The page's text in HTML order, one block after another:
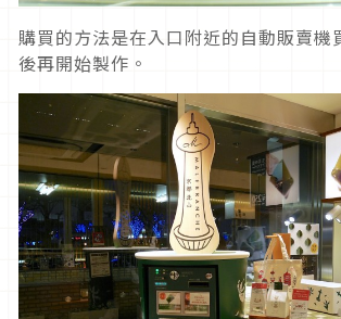
購買的方法是在入口附近的自動販賣機
後再開始製作。